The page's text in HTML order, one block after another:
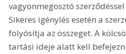
vagyonmegosztó
Sikeres igénylés esetén a
folyósítja az összeget. A
tartási ideje alatt kell